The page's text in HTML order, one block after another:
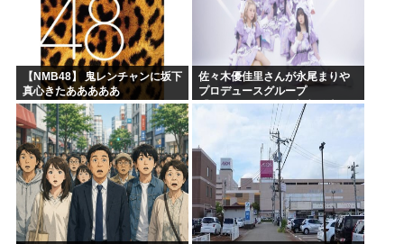
【NMB48】 鬼レンチャンに坂下
真心きたあああああ
佐々木優佳里さんが永尾まりや
プロデュースグループ
「WASURENA」に加入発表！
現在のグループと兼任へ【元
AKB48ゆかるん・まりやぎ】